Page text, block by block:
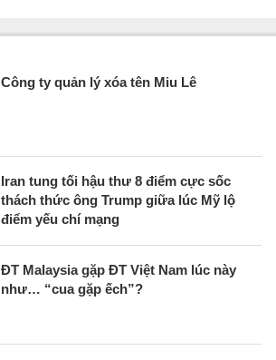
Công ty quản lý xóa tên Miu Lê
Iran tung tối hậu thư 8 điểm cực sốc
thách thức ông Trump giữa lúc Mỹ lộ
điểm yếu chí mạng
ĐT Malaysia gặp ĐT Việt Nam lúc này
như… “cua gặp ếch”?